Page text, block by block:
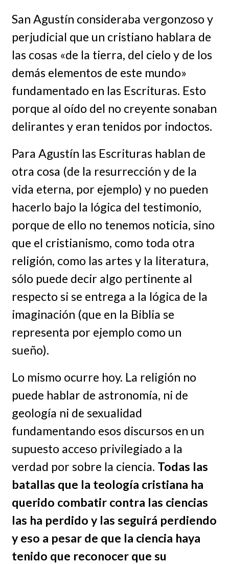
San Agustín consideraba vergonzoso y
perjudicial que un cristiano hablara de
las cosas «de la tierra, del cielo y de los
demás elementos de este mundo»
fundamentado en las Escrituras. Esto
porque al oído del no creyente sonaban
delirantes y eran tenidos por indoctos.
Para Agustín las Escrituras hablan de
otra cosa (de la resurrección y de la
vida eterna, por ejemplo) y no pueden
hacerlo bajo la lógica del testimonio,
porque de ello no tenemos noticia, sino
que el cristianismo, como toda otra
religión, como las artes y la literatura,
sólo puede decir algo pertinente al
respecto si se entrega a la lógica de la
imaginación (que en la Biblia se
representa por ejemplo como un
sueño).
Lo mismo ocurre hoy. La religión no
puede hablar de astronomía, ni de
geología ni de sexualidad
fundamentando esos discursos en un
supuesto acceso privilegiado a la
verdad por sobre la ciencia. Todas las
batallas que la teología cristiana ha
querido combatir contra las ciencias
las ha perdido y las seguirá perdiendo
y eso a pesar de que la ciencia haya
tenido que reconocer que su